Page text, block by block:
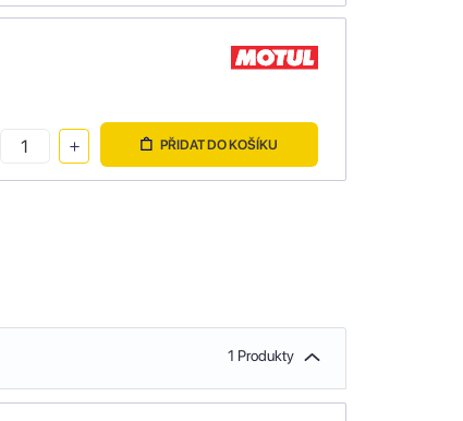
PŘIDAT DO KOŠÍKU
1 Produkty